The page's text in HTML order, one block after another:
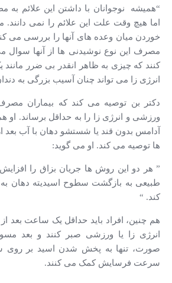
“همیشه نوجوانان با داشتن این علائم
اما هیچ وقت علت این علائم را نمی دانند.
خوردن میان وعده های آنها را بررسی می
مصرف این نوع نوشیدنی ها از آنها سوال
کنند که چیزی به ظاهر انقدر بی ضرر
انرژی زا می تواند چنان آسیب بزرگی به
دکتر بن توصیه می کند که بیماران
ورزشی و انرژی زا را به حداقل برساند. او
آدامس بدون قند یا شستشو دهان با آب
ها توصیه می کند. او می گوید:
” هر دو این روش ها جریان بزاق را
طبیعی به بازگشت سطوح اسیدیته دهان
کند. “
هم چنین، افراد باید حداقل یک ساعت بعد
انرژی زا یا ورزشی صبر کنند و بعد
صورت، تنها به پخش شدن اسید بر روی
سرعت فرسایش کمک می کنند.